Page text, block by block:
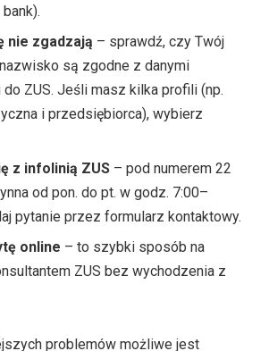
nie zgadzają – sprawdź, czy Twój
są zgodne z danymi
ZUS. Jeśli masz kilka profili (np.
i przedsiębiorca), wybierz
z infolinią ZUS – pod numerem 22
od pon. do pt. w godz. 7:00–
pytanie przez formularz kontaktowy.
online – to szybki sposób na
ZUS bez wychodzenia z
problemów możliwe jest